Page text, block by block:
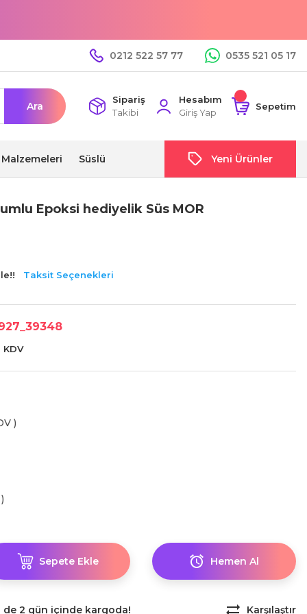
0212 522 57 77 0535 521 05 17
Ara
Sipariş
Takibi
Hesabım
Giriş Yap
Sepetim
Süslü Yeni Ürünler
Epoksi hediyelik Süs MOR
Taksit Seçenekleri
KDV
)
Sepete Ekle Hemen Al
2 gün içinde kargoda! Karşılaştır